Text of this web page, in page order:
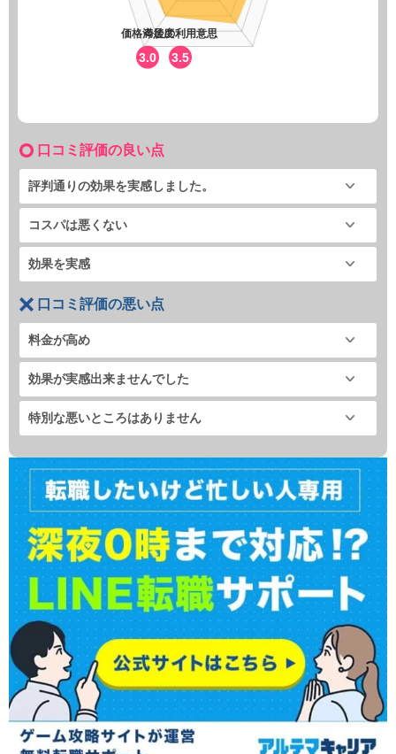
今後の利用意思
3.5
価格満足度
3.0
口コミ評価の良い点
評判通りの効果を実感しました。
コスパは悪くない
効果を実感
口コミ評価の悪い点
料金が高め
効果が実感出来ませんでした
特別な悪いところはありません